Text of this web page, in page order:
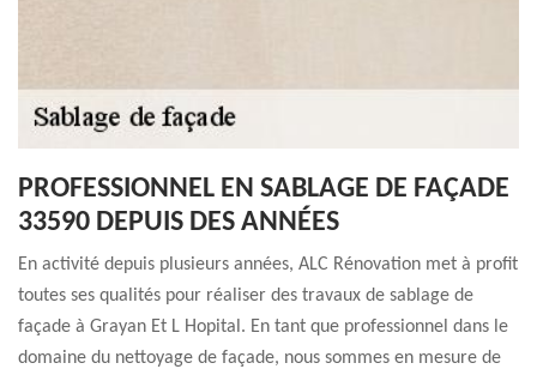
PROFESSIONNEL EN SABLAGE DE FAÇADE
33590 DEPUIS DES ANNÉES
En activité depuis plusieurs années, ALC Rénovation met à profit
toutes ses qualités pour réaliser des travaux de sablage de
façade à Grayan Et L Hopital. En tant que professionnel dans le
domaine du nettoyage de façade, nous sommes en mesure de